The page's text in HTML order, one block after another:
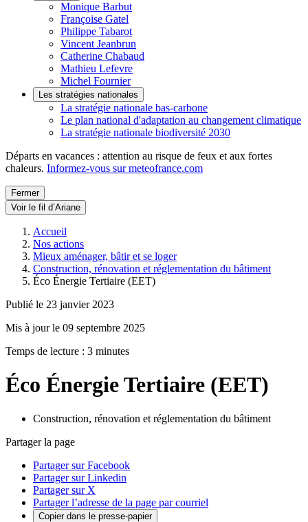
Monique Barbut
Françoise Gatel
Philippe Tabarot
Vincent Jeanbrun
Catherine Chabaud
Mathieu Lefevre
Michel Fournier
Les stratégies nationales
La stratégie nationale bas-carbone
Le plan national d'adaptation au changement climatique
La stratégie nationale biodiversité 2030
Départs en vacances : attention au risque de feux et aux fortes
chaleurs. Informez-vous sur meteofrance.com
Fermer
Voir le fil d’Ariane
Accueil
Nos actions
Mieux aménager, bâtir et se loger
Construction, rénovation et réglementation du bâtiment
Éco Énergie Tertiaire (EET)
Publié le 23 janvier 2023
Mis à jour le 09 septembre 2025
Temps de lecture : 3 minutes
Éco Énergie Tertiaire (EET)
Construction, rénovation et réglementation du bâtiment
Partager la page
Partager sur Facebook
Partager sur Linkedin
Partager sur X
Partager l’adresse de la page par courriel
Copier dans le presse-papier